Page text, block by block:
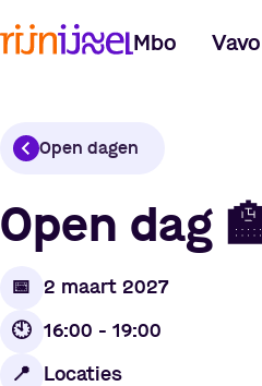
Mbo Vavo
Open dagen
Open dag 🏫
📅 2 maart 2027
🕙 16:00 - 19:00
📍 Locaties